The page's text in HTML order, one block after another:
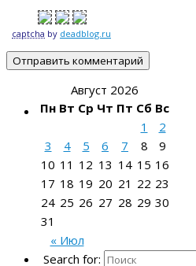
captcha by deadblog.ru
Август 2026
Пн Вт Ср Чт Пт Сб Вс
« Июл
1
2
3
4 5 6 7 8
9
10 11 12 13 14 15 16
17 18 19 20 21 22 23
24 25 26 27 28 29 30
31
Search for: